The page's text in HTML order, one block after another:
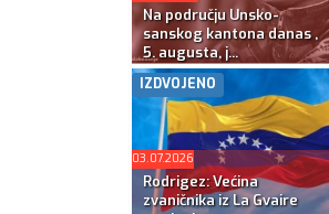
Na području Unsko-
sanskog kantona danas ,
5. augusta, j...
IZDVOJENO
03.07.2026
Rodrigez: Većina
zvaničnika iz La Gvaire